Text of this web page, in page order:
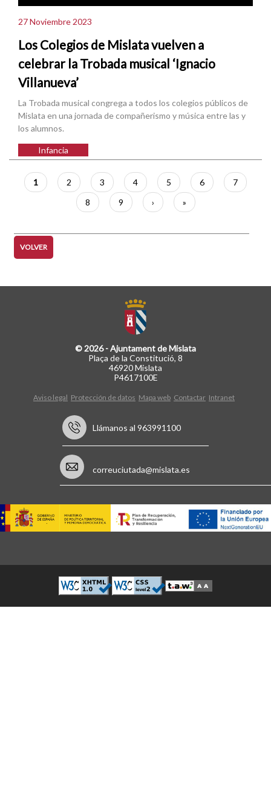
27 Noviembre 2023
Los Colegios de Mislata vuelven a
celebrar la Trobada musical ‘Ignacio
Villanueva’
La Trobada musical congrega a todos los colegios públicos de
Mislata en una jornada de compañerismo y música entre las y
los alumnos.
Infancia
Paginación
Página
actual
1 Página
2 Página
3 Página
4 Página
5 Página
6 Página
7
Página
8 Página
9
Siguiente
página
›
Última
página
»
VOLVER
© 2026 - Ajuntament de Mislata
Plaça de la Constitució, 8
46920 Mislata
P4617100E
Aviso legal Protección de datos Mapa web Contactar Intranet
Llámanos al 963991100
correuciutada@mislata.es